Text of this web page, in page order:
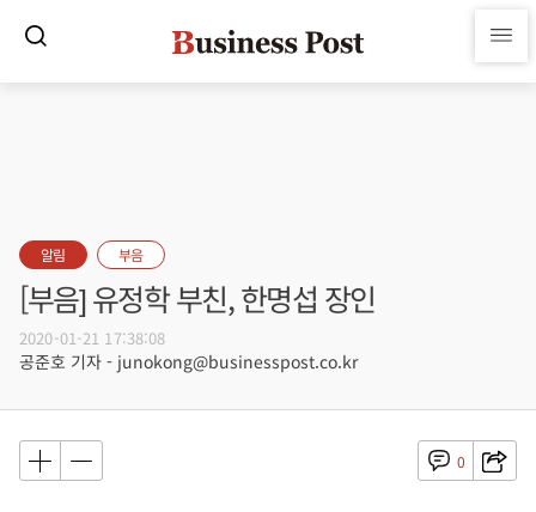
알림 부음
[부음] 유정학 부친, 한명섭 장인
2020-01-21 17:38:08
공준호 기자 - junokong@businesspost.co.kr
0